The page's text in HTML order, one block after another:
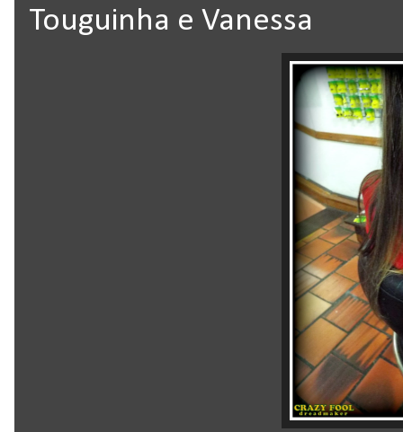
Touguinha e Vanessa